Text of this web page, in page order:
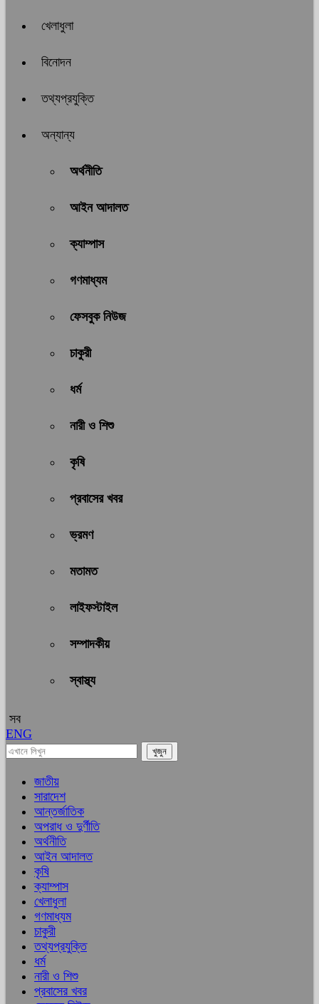
খেলাধুলা
বিনোদন
তথ্যপ্রযুক্তি
অন্যান্য
অর্থনীতি
আইন আদালত
ক্যাম্পাস
গণমাধ্যম
ফেসবুক নিউজ
চাকুরী
ধর্ম
নারী ও শিশু
কৃষি
প্রবাসের খবর
ভ্রমণ
মতামত
লাইফস্টাইল
সম্পাদকীয়
স্বাস্থ্য
সব
ENG
জাতীয়
সারাদেশ
আন্তর্জাতিক
অপরাধ ও দুর্ণীতি
অর্থনীতি
আইন আদালত
কৃষি
ক্যাম্পাস
খেলাধুলা
গণমাধ্যম
চাকুরী
তথ্যপ্রযুক্তি
ধর্ম
নারী ও শিশু
প্রবাসের খবর